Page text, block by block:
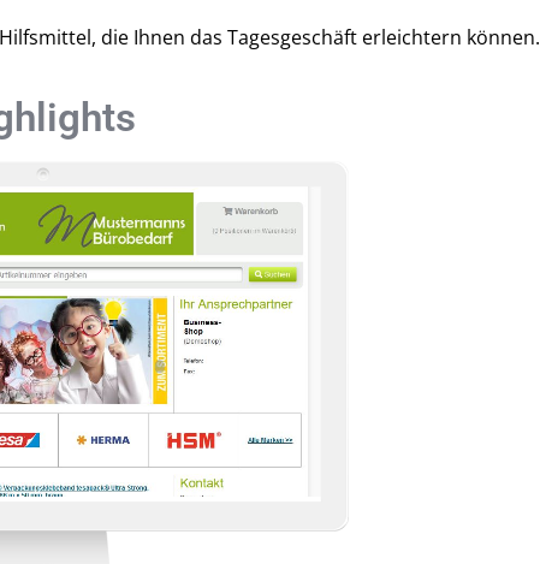
die Ihnen das Tagesgeschäft erleichtern können.